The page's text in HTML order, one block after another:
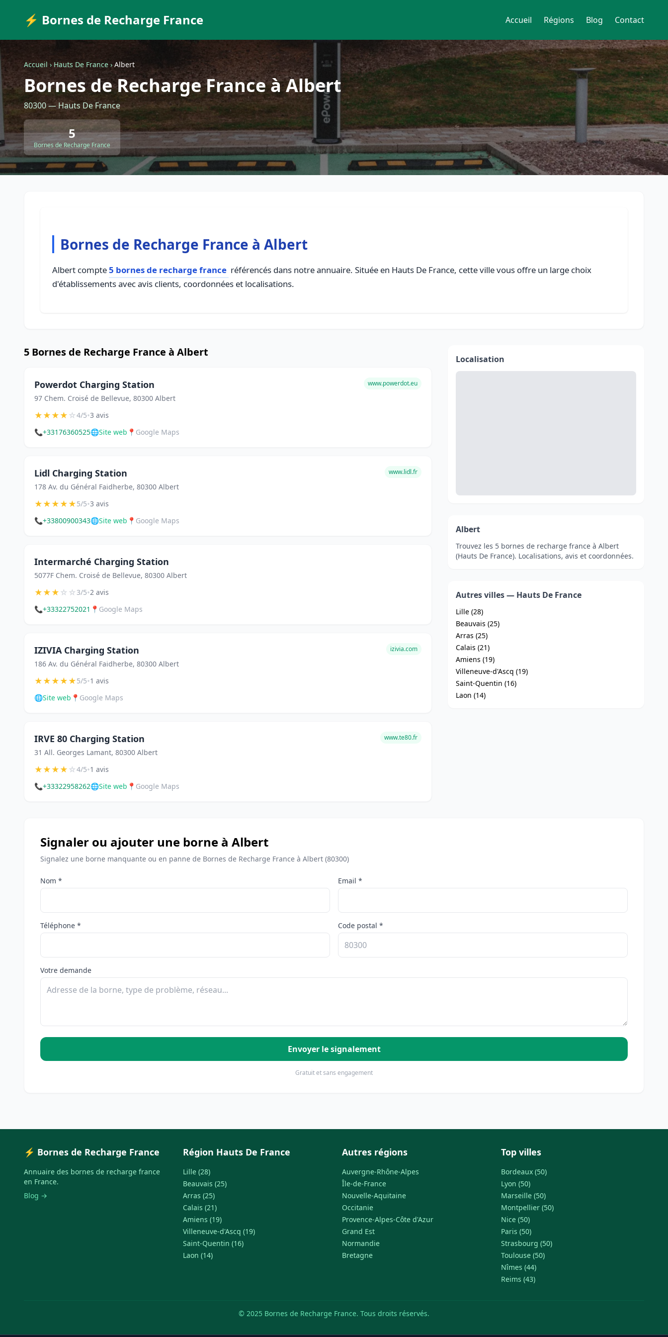
⚡ Bornes de Recharge France Accueil Régions Blog Contact
Accueil › Hauts De France › Albert
Bornes de Recharge France à Albert
80300 — Hauts De France
5
Bornes de Recharge France
Bornes de Recharge France à Albert
Albert compte5 bornes de recharge france référencés dans notre annuaire. Située en Hauts De France, cette ville vous offre un large choix
d'établissements avec avis clients, coordonnées et localisations.
5 Bornes de Recharge France à Albert
Powerdot Charging Station
97 Chem. Croisé de Bellevue, 80300 Albert
www.powerdot.eu
★★★★☆4/5•3 avis
📞+33176360525🌐Site web 📍 Google Maps
Lidl Charging Station
178 Av. du Général Faidherbe, 80300 Albert
www.lidl.fr
★★★★★5/5•3 avis
📞+33800900343🌐Site web 📍 Google Maps
Intermarché Charging Station
5077F Chem. Croisé de Bellevue, 80300 Albert
★★★☆☆3/5•2 avis
📞+33322752021 📍 Google Maps
IZIVIA Charging Station
186 Av. du Général Faidherbe, 80300 Albert
izivia.com
★★★★★5/5•1 avis
🌐Site web 📍 Google Maps
IRVE 80 Charging Station
31 All. Georges Lamant, 80300 Albert
www.te80.fr
★★★★☆4/5•1 avis
📞+33322958262🌐Site web 📍 Google Maps
Localisation
Albert
Trouvez les 5 bornes de recharge france à Albert
(Hauts De France). Localisations, avis et coordonnées.
Autres villes — Hauts De France
Lille (28)
Beauvais (25)
Arras (25)
Calais (21)
Amiens (19)
Villeneuve-d'Ascq (19)
Saint-Quentin (16)
Laon (14)
Signaler ou ajouter une borne à Albert
Signalez une borne manquante ou en panne de Bornes de Recharge France à Albert (80300)
Nom * Email *
Téléphone * Code postal *
Votre demande
Envoyer le signalement
Gratuit et sans engagement
⚡ Bornes de Recharge France
Annuaire des bornes de recharge france
en France.
Blog →
Région Hauts De France
Lille (28)
Beauvais (25)
Arras (25)
Calais (21)
Amiens (19)
Villeneuve-d'Ascq (19)
Saint-Quentin (16)
Laon (14)
Autres régions
Auvergne-Rhône-Alpes
Île-de-France
Nouvelle-Aquitaine
Occitanie
Provence-Alpes-Côte d'Azur
Grand Est
Normandie
Bretagne
Top villes
Bordeaux (50)
Lyon (50)
Marseille (50)
Montpellier (50)
Nice (50)
Paris (50)
Strasbourg (50)
Toulouse (50)
Nîmes (44)
Reims (43)
© 2025 Bornes de Recharge France. Tous droits réservés.